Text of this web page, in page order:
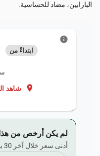
البارابين، مضاد للحساسية.
ابتداءً من
location_on شاهد
info
لم يكن أرخص من
أدنى سعر خلال آخر 30 يومًا كان ‏33.75 ₪.